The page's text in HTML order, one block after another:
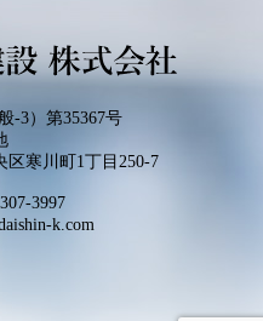
-3）第35367号
寒川町1丁目250-7
3997
k.com